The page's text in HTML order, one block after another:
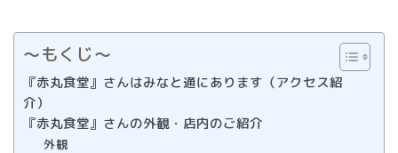
〜もくじ〜
『赤丸食堂』さんはみなと通にあります（アクセス紹
介）
『赤丸食堂』さんの外観・店内のご紹介
外観